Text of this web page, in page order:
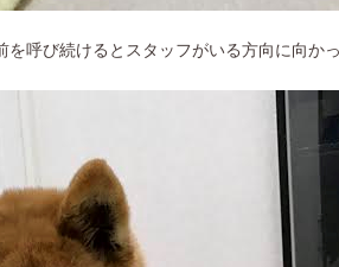
を呼び続けるとスタッフがいる方向に向か